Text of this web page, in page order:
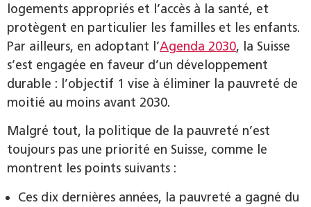
logements appropriés et l’accès à la santé, et
protègent en particulier les familles et les enfants.
Par ailleurs, en adoptant l’Agenda 2030, la Suisse
s’est engagée en faveur d’un développement
durable : l’objectif 1 vise à éliminer la pauvreté de
moitié au moins avant 2030.
Malgré tout, la politique de la pauvreté n’est
toujours pas une priorité en Suisse, comme le
montrent les points suivants :
Ces dix dernières années, la pauvreté a gagné du